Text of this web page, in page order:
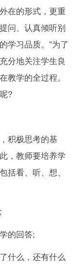
在的形式，更重
问、认真倾听别
学习品质。”为了
分地关注学生良
教学的全过程。
?
积极思考的基
，教师要培养学
括看、听、想、
的回答;
什么，还有什么